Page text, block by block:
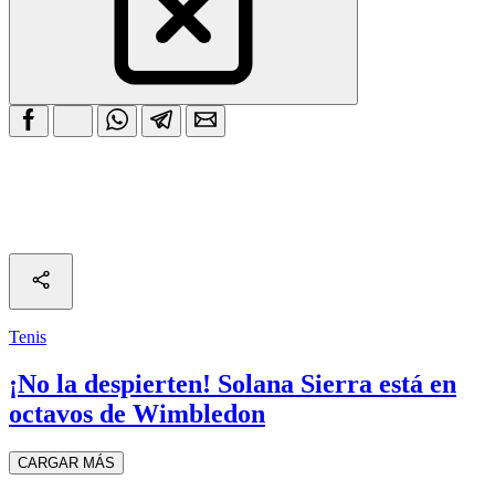
Tenis
¡No la despierten! Solana Sierra está en
octavos de Wimbledon
CARGAR MÁS